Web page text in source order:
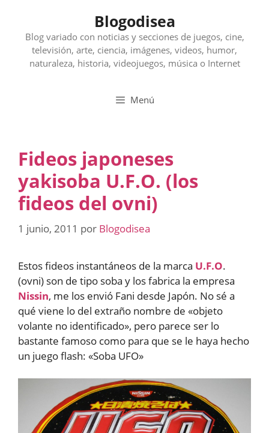
contenido
Blogodisea
Blog variado con noticias y secciones de juegos, cine,
televisión, arte, ciencia, imágenes, videos, humor,
naturaleza, historia, videojuegos, música o Internet
Menú
Fideos japoneses
yakisoba U.F.O. (los
fideos del ovni)
1 junio, 2011 por Blogodisea
Estos fideos instantáneos de la marca U.F.O.
(ovni) son de tipo soba y los fabrica la empresa
Nissin, me los envió Fani desde Japón. No sé a
qué viene lo del extraño nombre de «objeto
volante no identificado», pero parece ser lo
bastante famoso como para que se le haya hecho
un juego flash: «Soba UFO»